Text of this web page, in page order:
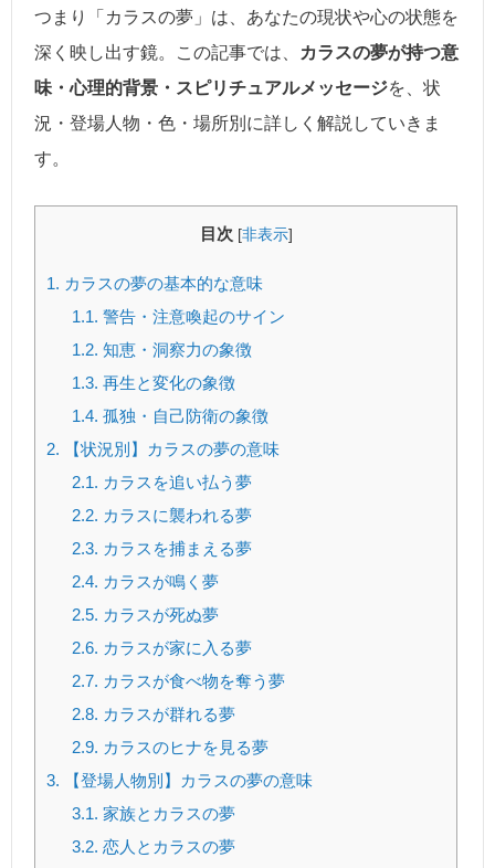
つまり「カラスの夢」は、あなたの現状や心の状態を
深く映し出す鏡。この記事では、
カラスの夢が持つ意
味・心理的背景・スピリチュアルメッセージを、状
況・登場人物・色・場所別に詳しく解説していきま
す。
目次 [非表示]
1. カラスの夢の基本的な意味
1.1. 警告・注意喚起のサイン
1.2. 知恵・洞察力の象徴
1.3. 再生と変化の象徴
1.4. 孤独・自己防衛の象徴
2. 【状況別】カラスの夢の意味
2.1. カラスを追い払う夢
2.2. カラスに襲われる夢
2.3. カラスを捕まえる夢
2.4. カラスが鳴く夢
2.5. カラスが死ぬ夢
2.6. カラスが家に入る夢
2.7. カラスが食べ物を奪う夢
2.8. カラスが群れる夢
2.9. カラスのヒナを見る夢
3. 【登場人物別】カラスの夢の意味
3.1. 家族とカラスの夢
3.2. 恋人とカラスの夢